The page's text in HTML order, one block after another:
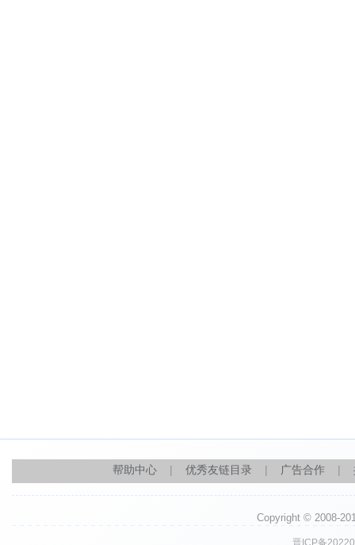
帮助中心 | 优秀友链目录 | 广告合作 |
Copyright © 2008-
晋ICP备